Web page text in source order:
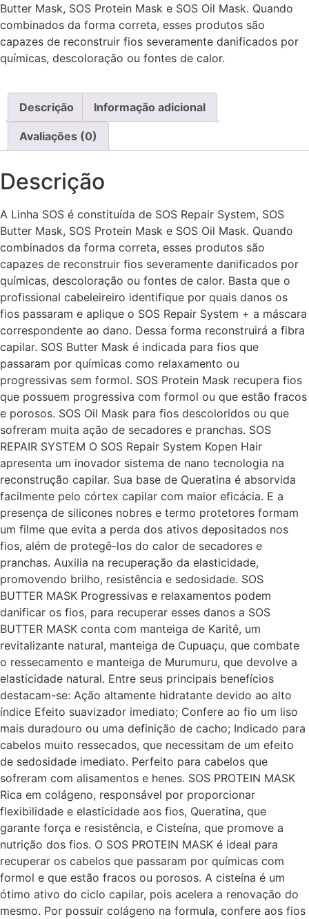
Butter Mask, SOS Protein Mask e SOS Oil Mask. Quando
combinados da forma correta, esses produtos são
capazes de reconstruir fios severamente danificados por
químicas, descoloração ou fontes de calor.
Descrição Informação adicional
Avaliações (0)
Descrição
A Linha SOS é constituída de SOS Repair System, SOS
Butter Mask, SOS Protein Mask e SOS Oil Mask. Quando
combinados da forma correta, esses produtos são
capazes de reconstruir fios severamente danificados por
químicas, descoloração ou fontes de calor. Basta que o
profissional cabeleireiro identifique por quais danos os
fios passaram e aplique o SOS Repair System + a máscara
correspondente ao dano. Dessa forma reconstruirá a fibra
capilar. SOS Butter Mask é indicada para fios que
passaram por químicas como relaxamento ou
progressivas sem formol. SOS Protein Mask recupera fios
que possuem progressiva com formol ou que estão fracos
e porosos. SOS Oil Mask para fios descoloridos ou que
sofreram muita ação de secadores e pranchas. SOS
REPAIR SYSTEM O SOS Repair System Kopen Hair
apresenta um inovador sistema de nano tecnologia na
reconstrução capilar. Sua base de Queratina é absorvida
facilmente pelo córtex capilar com maior eficácia. E a
presença de silicones nobres e termo protetores formam
um filme que evita a perda dos ativos depositados nos
fios, além de protegê-los do calor de secadores e
pranchas. Auxilia na recuperação da elasticidade,
promovendo brilho, resistência e sedosidade. SOS
BUTTER MASK Progressivas e relaxamentos podem
danificar os fios, para recuperar esses danos a SOS
BUTTER MASK conta com manteiga de Karitê, um
revitalizante natural, manteiga de Cupuaçu, que combate
o ressecamento e manteiga de Murumuru, que devolve a
elasticidade natural. Entre seus principais benefícios
destacam-se: Ação altamente hidratante devido ao alto
índice Efeito suavizador imediato; Confere ao fio um liso
mais duradouro ou uma definição de cacho; Indicado para
cabelos muito ressecados, que necessitam de um efeito
de sedosidade imediato. Perfeito para cabelos que
sofreram com alisamentos e henes. SOS PROTEIN MASK
Rica em colágeno, responsável por proporcionar
flexibilidade e elasticidade aos fios, Queratina, que
garante força e resistência, e Cisteína, que promove a
nutrição dos fios. O SOS PROTEIN MASK é ideal para
recuperar os cabelos que passaram por químicas com
formol e que estão fracos ou porosos. A cisteína é um
ótimo ativo do ciclo capilar, pois acelera a renovação do
mesmo. Por possuir colágeno na formula, confere aos fios